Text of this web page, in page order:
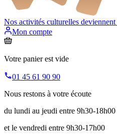
Nos activités culturelles deviennent
Mon compte
Votre panier est vide
01 45 61 90 90
Nous restons à votre écoute
du lundi au jeudi entre 9h30-18h00
et le vendredi entre 9h30-17h00